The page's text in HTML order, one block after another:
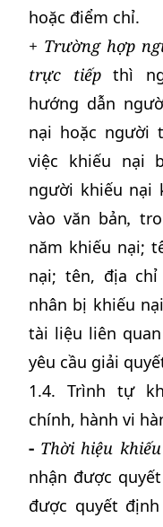
hoặc điểm chỉ.
+ Trường hợp
trực tiếpthì
hướng dẫn
nại hoặc người
việc khiếu nại
người khiếu nại
vào văn bản,
năm khiếu nại;
nại; tên, địa
nhân bị khiếu
tài liệu liên
yêu cầu giải
1.4. Trình tự
chính, hành vi
- Thời hiệu
nhận được
được quyết